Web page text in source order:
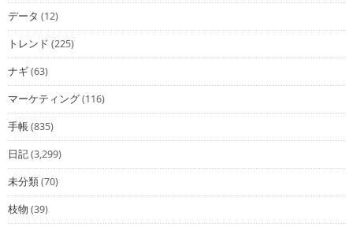
データ (12)
トレンド (225)
ナギ(63)
マーケティング(116)
手帳(835)
日記(3,299)
未分類(70)
枝物 (39)